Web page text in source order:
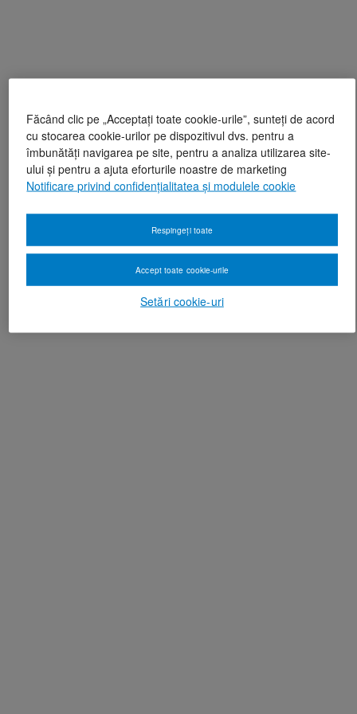
Făcând clic pe „Acceptați toate cookie-urile”, sunteți de acord
cu stocarea cookie-urilor pe dispozitivul dvs. pentru a
îmbunătăți navigarea pe site, pentru a analiza utilizarea site-
ului și pentru a ajuta eforturile noastre de marketing
Notificare privind confidențialitatea și modulele cookie
Setări cookie-uri
Respingeți toate
Accept toate cookie-urile